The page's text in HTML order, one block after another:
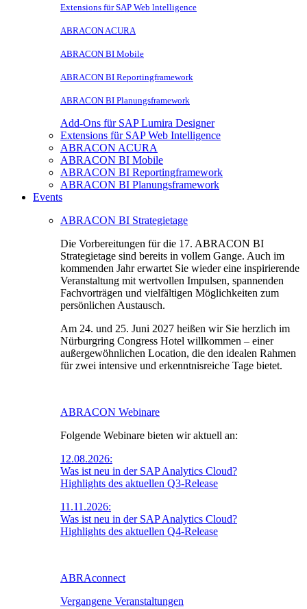
Extensions für SAP Web lntelligence
ABRACON ACURA
ABRACON BI Mobile
ABRACON BI Reportingframework
ABRACON BI Planungsframework
Add-Ons für SAP Lumira Designer
Extensions für SAP Web Intelligence
ABRACON ACURA
ABRACON BI Mobile
ABRACON BI Reportingframework
ABRACON BI Planungsframework
Events
ABRACON BI Strategietage
Die Vorbereitungen für die 17. ABRACON BI
Strategietage sind bereits in vollem Gange. Auch im
kommenden Jahr erwartet Sie wieder eine inspirierende
Veranstaltung mit wertvollen Impulsen, spannenden
Fachvorträgen und vielfältigen Möglichkeiten zum
persönlichen Austausch.
Am 24. und 25. Juni 2027 heißen wir Sie herzlich im
Nürburgring Congress Hotel willkommen – einer
außergewöhnlichen Location, die den idealen Rahmen
für zwei intensive und erkenntnisreiche Tage bietet.
ABRACON Webinare
Folgende Webinare bieten wir aktuell an:
12.08.2026:
Was ist neu in der SAP Analytics Cloud?
Highlights des aktuellen Q3-Release
11.11.2026:
Was ist neu in der SAP Analytics Cloud?
Highlights des aktuellen Q4-Release
ABRAconnect
Vergangene Veranstaltungen